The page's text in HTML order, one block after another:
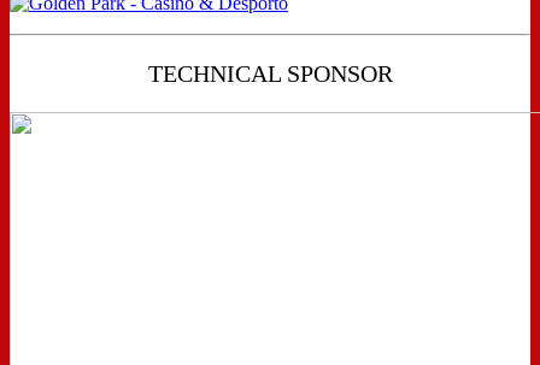
TECHNICAL SPONSOR